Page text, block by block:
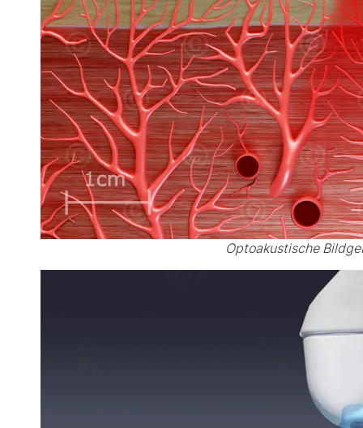
Optoakustische